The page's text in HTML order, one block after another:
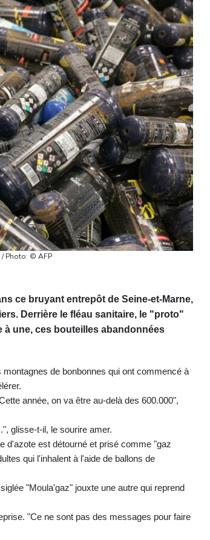
Photo: © AFP
ce bruyant entrepôt de Seine-et-Marne,
Derrière le fléau sanitaire, le "proto"
une, ces bouteilles abandonnées
de bonbonnes qui ont commencé à
année, on va être au-delà des 600.000",
glisse-t-il, le sourire amer.
d'azote est détourné et prisé comme "gaz
qui l'inhalent à l'aide de ballons de
"Moula'gaz" jouxte une autre qui reprend
"Ce ne sont pas des messages pour faire